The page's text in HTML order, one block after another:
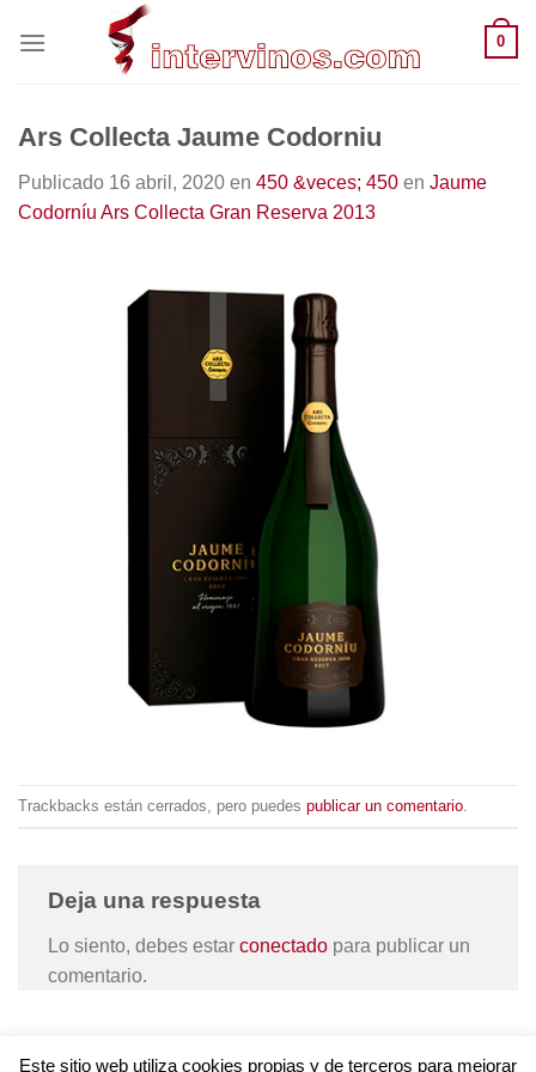
0
Ars Collecta Jaume Codorniu
Publicado 16 abril, 2020 en 450 &veces; 450 en Jaume
Codorníu Ars Collecta Gran Reserva 2013
Trackbacks están cerrados, pero puedes publicar un comentario
Deja una respuesta
Lo siento, debes estar conectado para publicar un
comentario.
Este sitio web utiliza cookies propias y de terceros para mejorar